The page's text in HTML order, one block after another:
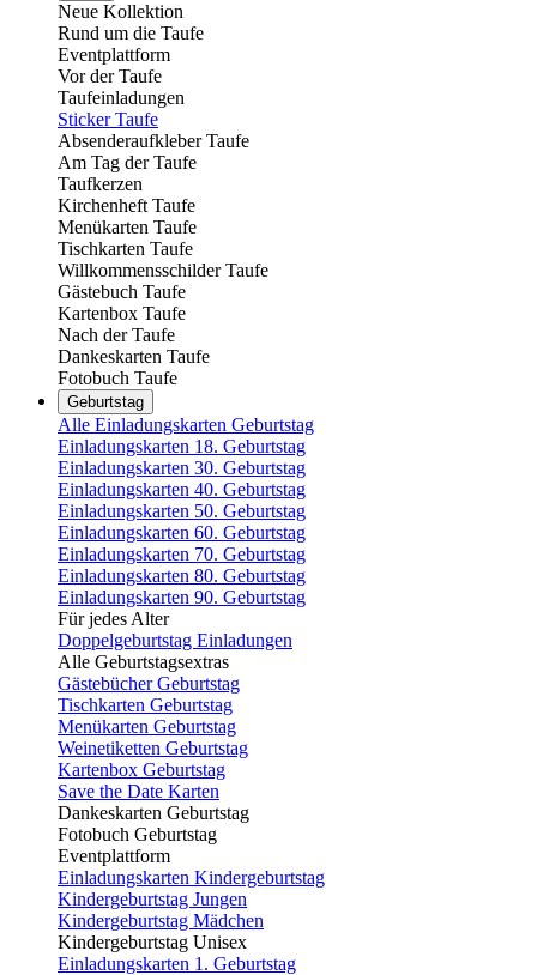
Neue Kollektion
Rund um die Taufe
Eventplattform
Vor der Taufe
Taufeinladungen
Sticker Taufe
Absenderaufkleber Taufe
Am Tag der Taufe
Taufkerzen
Kirchenheft Taufe
Menükarten Taufe
Tischkarten Taufe
Willkommensschilder Taufe
Gästebuch Taufe
Kartenbox Taufe
Nach der Taufe
Dankeskarten Taufe
Fotobuch Taufe
Geburtstag
Alle Einladungskarten Geburtstag
Einladungskarten 18. Geburtstag
Einladungskarten 30. Geburtstag
Einladungskarten 40. Geburtstag
Einladungskarten 50. Geburtstag
Einladungskarten 60. Geburtstag
Einladungskarten 70. Geburtstag
Einladungskarten 80. Geburtstag
Einladungskarten 90. Geburtstag
Für jedes Alter
Doppelgeburtstag Einladungen
Alle Geburtstagsextras
Gästebücher Geburtstag
Tischkarten Geburtstag
Menükarten Geburtstag
Weinetiketten Geburtstag
Kartenbox Geburtstag
Save the Date Karten
Dankeskarten Geburtstag
Fotobuch Geburtstag
Eventplattform
Einladungskarten Kindergeburtstag
Kindergeburtstag Jungen
Kindergeburtstag Mädchen
Kindergeburtstag Unisex
Einladungskarten 1. Geburtstag